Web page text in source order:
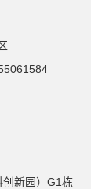
新园）G1栋